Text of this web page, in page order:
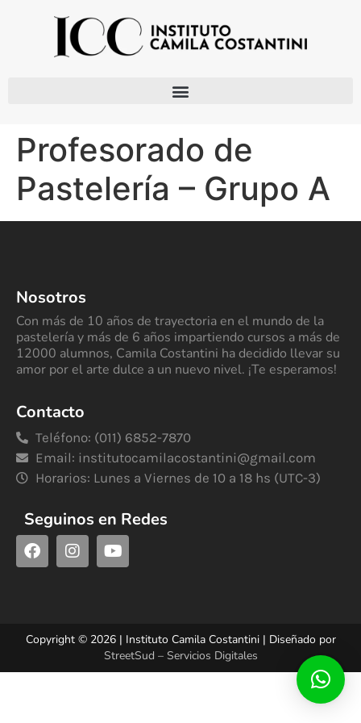
Profesorado de
Pastelería – Grupo A
Nosotros
Con más de 10 años de trayectoria en el mundo de la
pastelería y más de 6 años impartiendo cursos a más de
12000 alumnos, Camila Costantini ha decidido llevar su
amor por el arte dulce a un nuevo nivel. ¡Te esperamos!
Contacto
Teléfono: (011) 6852-7870
Email: institutocamilacostantini@gmail.com
Horarios: Lunes a Viernes de 10 a 18 hs (UTC-3)
Seguinos en Redes
Copyright © 2026 | Instituto Camila Costantini | Diseñado por
StreetSud – Servicios Digitales